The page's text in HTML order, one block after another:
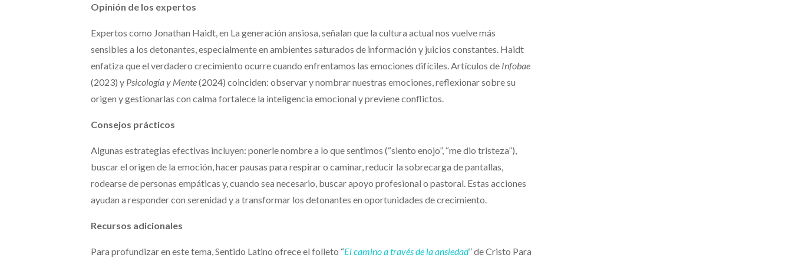
Opinión de los expertos
Expertos como Jonathan Haidt, en La generación ansiosa, señalan que la cultura actual nos vuelve más
sensibles a los detonantes, especialmente en ambientes saturados de información y juicios constantes. Haidt
enfatiza que el verdadero crecimiento ocurre cuando enfrentamos las emociones difíciles. Artículos de Infobae
(2023) y Psicología y Mente(2024) coinciden: observar y nombrar nuestras emociones, reflexionar sobre su
origen y gestionarlas con calma fortalece la inteligencia emocional y previene conflictos.
Consejos prácticos
Algunas estrategias efectivas incluyen: ponerle nombre a lo que sentimos (“siento enojo”, “me dio tristeza”),
buscar el origen de la emoción, hacer pausas para respirar o caminar, reducir la sobrecarga de pantallas,
rodearse de personas empáticas y, cuando sea necesario, buscar apoyo profesional o pastoral. Estas acciones
ayudan a responder con serenidad y a transformar los detonantes en oportunidades de crecimiento.
Recursos adicionales
Para profundizar en este tema, Sentido Latino ofrece el folleto “El camino a través de la ansiedad” de Cristo Para